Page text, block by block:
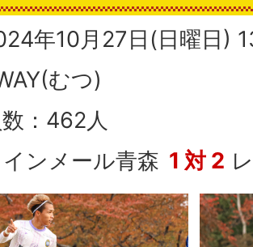
年10月27日(日曜日)
むつ)
：462人
ンメール青森 1 対 2